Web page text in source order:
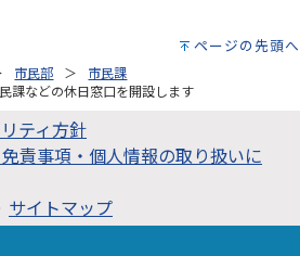
ページの先頭へ
市民部
市民課
課などの休日窓口を開設します
ティ方針
責事項・個人情報の取り扱いに
サイトマップ